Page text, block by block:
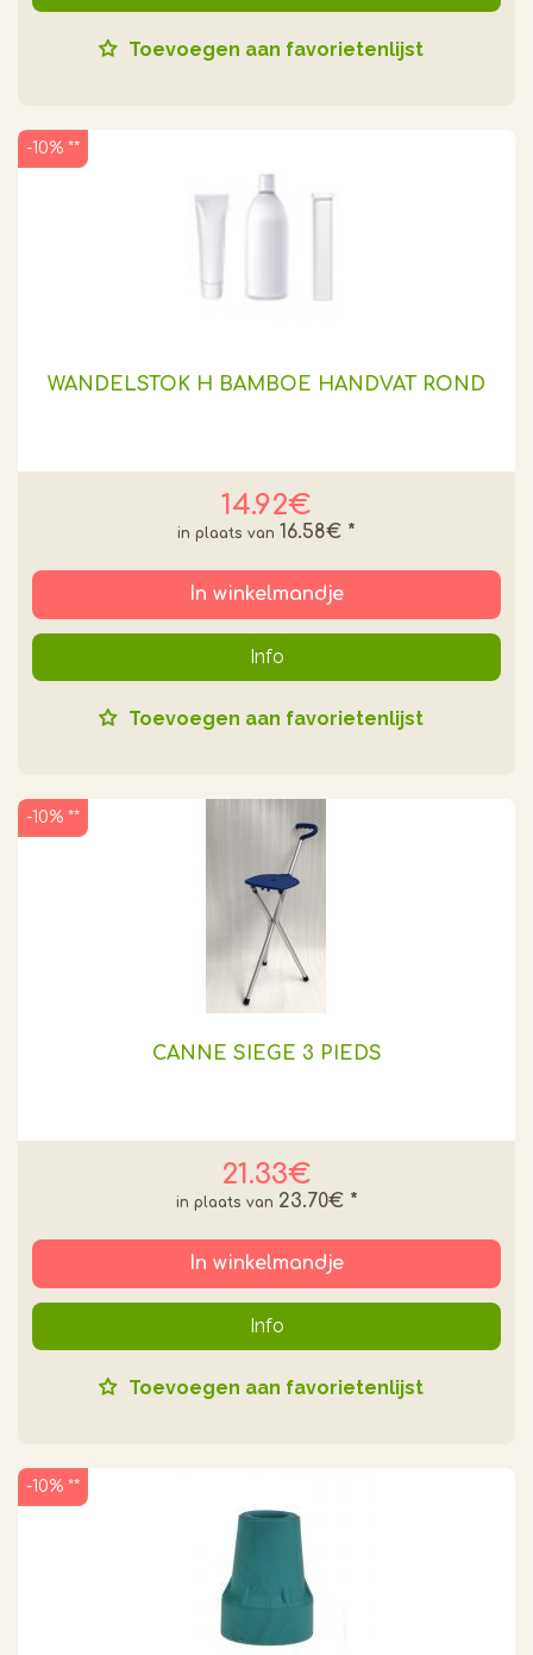
Toevoegen aan favorietenlijst
WANDELSTOK H BAMBOE HANDVAT ROND
14.92€
16.58€ *
-10% **
In winkelmandje
Info
Toevoegen aan favorietenlijst
CANNE SIEGE 3 PIEDS
21.33€
23.70€ *
-10% **
In winkelmandje
Info
Toevoegen aan favorietenlijst
-10% **